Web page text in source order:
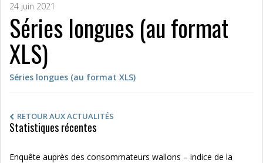
24 juin 2021
Séries longues (au format
XLS)
Séries longues (au format XLS)
RETOUR AUX ACTUALITÉS
Statistiques récentes
Enquête auprès des consommateurs wallons – indice de la